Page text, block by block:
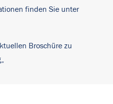
finden Sie unter
Broschüre zu